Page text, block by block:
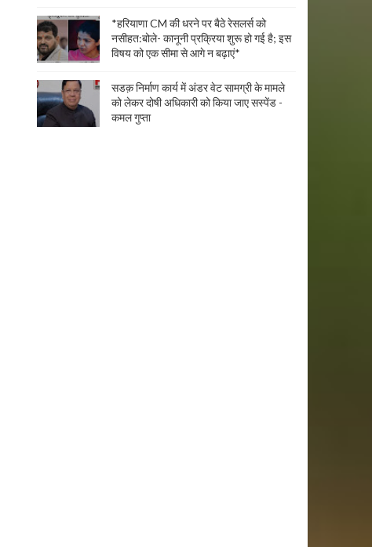
*हरियाणा CM की धरने पर बैठे रेसलर्स को
नसीहत:बोले- कानूनी प्रक्रिया शुरू हो गई है; इस
विषय को एक सीमा से आगे न बढ़ाएं*
सडक़ निर्माण कार्य में अंडर वेट सामग्री के मामले
को लेकर दोषी अधिकारी को किया जाए सस्पेंड -
कमल गुप्ता